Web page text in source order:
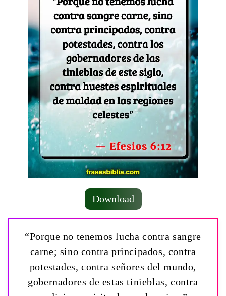
Download
“Porque no tenemos lucha contra sangre
carne; sino contra principados, contra
potestades, contra señores del mundo,
gobernadores de estas tinieblas, contra